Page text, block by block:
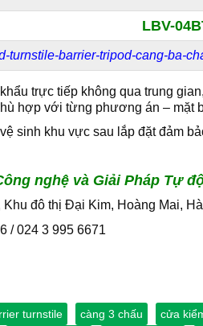
LBV-
turnstile-barrier-tripod-cang-ba-
trực tiếp không qua trung
hợp với từng phương án – mặt
sinh khu vực sau lắp đặt đảm
nghệ và Giải Pháp Tự
Khu đô thị Đại Kim, Hoàng Mai,
/ 024 3 995 6671
turnstile càng 3 chấu cửa